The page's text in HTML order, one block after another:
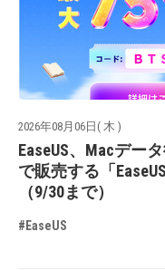
2026年08月06日( 木 )
EaseUS、Macデー
で販売する「
（9/30まで）
#EaseUS